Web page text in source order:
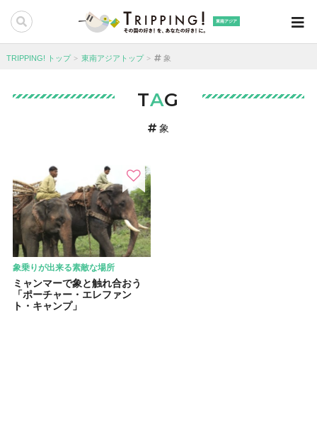
東南アジア
TRIPPING! トップ 東南アジアトップ 象
TAG
象
象乗りが出来る素敵な場所
ミャンマーで象と触れ合おう
「ポーチャー・エレファン
ト・キャンプ」